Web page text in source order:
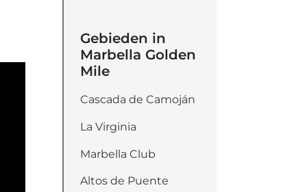
Gebieden in
Marbella Golden
Mile
Cascada de Camoján
La Virginia
Marbella Club
Altos de Puente